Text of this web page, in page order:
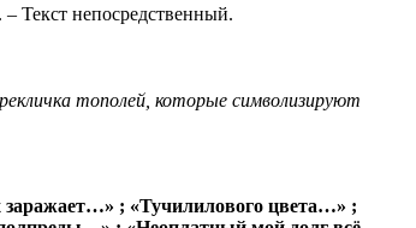
Текст непосредственный.
тополей, которые символизируют
; «Тучилилового цвета…» ;